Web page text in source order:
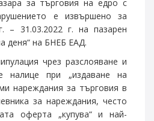
за търговия на едро с
е извършено за
– 31.03.2022 г. на пазарен
деня“ на БНЕБ ЕАД.
чрез разслояване и
налице при „издаване на
нареждания за търговия в
за нареждания, често
оферта „купува“ и най-